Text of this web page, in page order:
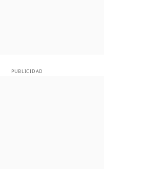
PUBLICIDAD